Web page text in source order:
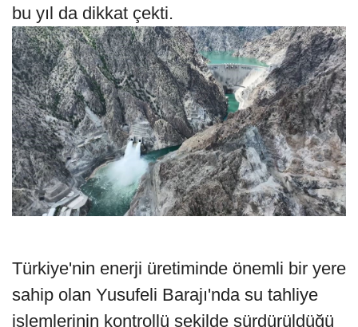
bu yıl da dikkat çekti.
Türkiye'nin enerji üretiminde önemli bir yere
sahip olan Yusufeli Barajı'nda su tahliye
işlemlerinin kontrollü şekilde sürdürüldüğü